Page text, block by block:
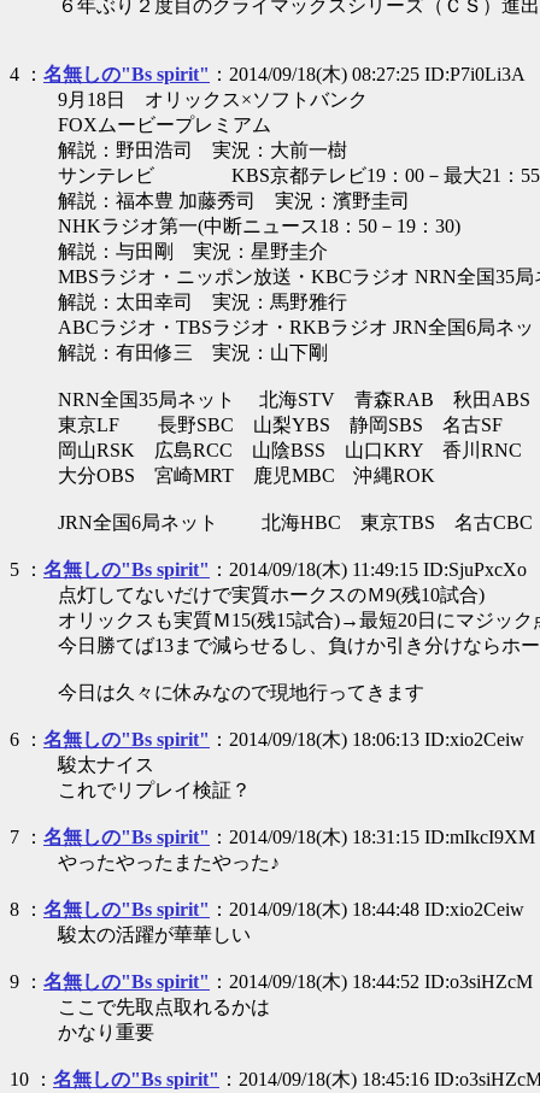
６年ぶり２度目のクライマックスシリーズ（ＣＳ）進出
4 ： 名無しの"Bs spirit" ：2014/09/18(木) 08:27:25 ID:P7i0Li3A
9月18日 オリックス×ソフトバンク
FOXムービープレミアム
解説：野田浩司 実況：大前一樹
サンテレビ KBS京都テレビ19：00－最大21：55
解説：福本豊 加藤秀司 実況：濱野圭司
NHKラジオ第一(中断ニュース18：50－19：30)
解説：与田剛 実況：星野圭介
MBSラジオ・ニッポン放送・KBCラジオ NRN全国35局
解説：太田幸司 実況：馬野雅行
ABCラジオ・TBSラジオ・RKBラジオ JRN全国6局ネッ
解説：有田修三 実況：山下剛
NRN全国35局ネット 北海STV 青森RAB 秋田
東京LF 長野SBC 山梨YBS 静岡SBS 名古SF
岡山RSK 広島RCC 山陰BSS 山口KRY 香川
大分OBS 宮崎MRT 鹿児MBC 沖縄ROK
JRN全国6局ネット 北海HBC 東京TBS 名古
5 ： 名無しの"Bs spirit" ：2014/09/18(木) 11:49:15 ID:SjuPxcXo
点灯してないだけで実質ホークスのＭ9(残10試合)
オリックスも実質Ｍ15(残15試合)→最短20日にマジック
今日勝てば13まで減らせるし、負けか引き分けならホ
今日は久々に休みなので現地行ってきます
6 ： 名無しの"Bs spirit" ：2014/09/18(木) 18:06:13 ID:xio2Ceiw
駿太ナイス
これでリプレイ検証？
7 ： 名無しの"Bs spirit" ：2014/09/18(木) 18:31:15 ID:mIkcI9XM
やったやったまたやった♪
8 ： 名無しの"Bs spirit" ：2014/09/18(木) 18:44:48 ID:xio2Ceiw
駿太の活躍が華華しい
9 ： 名無しの"Bs spirit" ：2014/09/18(木) 18:44:52 ID:o3siHZcM
ここで先取点取れるかは
かなり重要
10 ： 名無しの"Bs spirit" ：2014/09/18(木) 18:45:16